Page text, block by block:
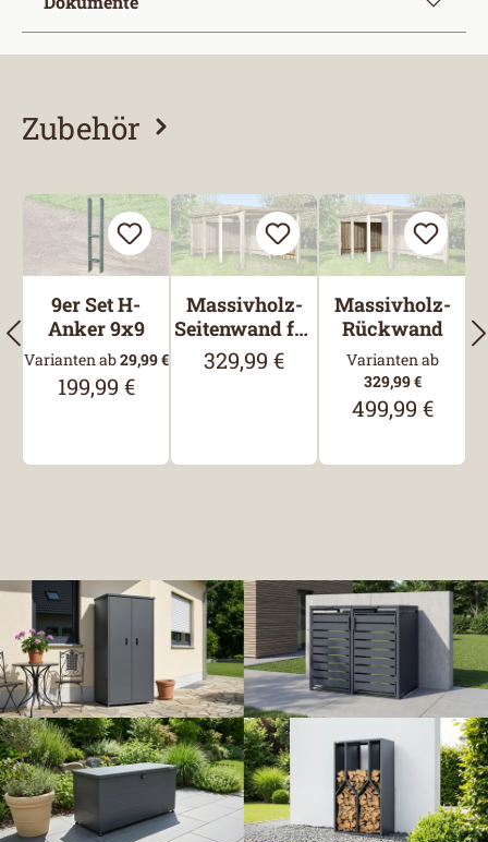
Zubehör
9er Set H-
Anker 9x9
Varianten ab29,99 €
Regulärer Preis:
199,99 €
Massivholz-
Seitenwand für
Carports
Regulärer Preis:
329,99 €
Massivholz-
Rückwand
Varianten ab
329,99 €
Regulärer
499,99 €